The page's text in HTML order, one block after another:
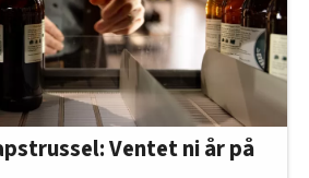
Ventet ni år på